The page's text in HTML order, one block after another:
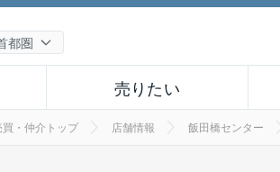
売りたい
・仲介トップ 店舗情報 飯田橋センター